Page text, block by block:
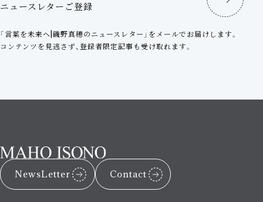
ニュースレターご登録
「言葉を未来へ|磯野真穂のニュースレター」をメールでお届けします。
コンテンツを見逃さず、登録者限定記事も受け取れます。
Contact
NewsLetter